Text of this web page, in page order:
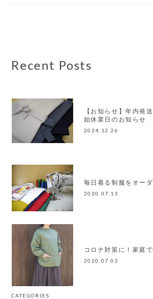
Recent Posts
【お知らせ】年内発
始休業日のお知らせ
2024.12.26
毎日着る制服をオー
2020.07.13
コロナ対策に！家庭
2020.07.03
CATEGORIES